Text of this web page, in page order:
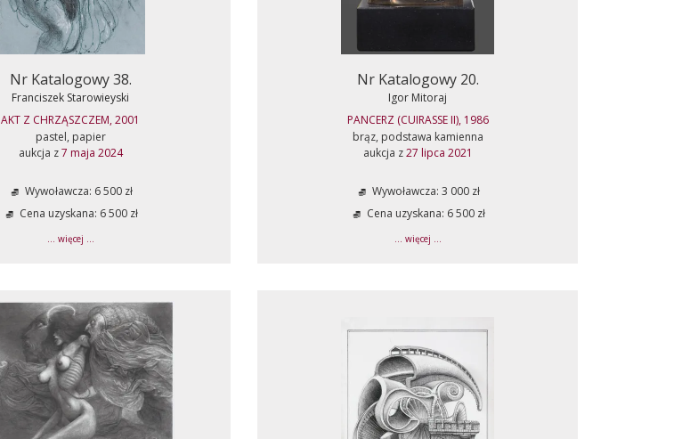
Nr Katalogowy 38.
Franciszek Starowieyski
AKT Z CHRZĄSZCZEM, 2001
pastel, papier
aukcja z7 maja 2024
Wywoławcza: 6 500 zł
Cena uzyskana: 6 500 zł
... więcej ...
Nr Katalogowy 20.
Igor Mitoraj
PANCERZ (CUIRASSE II), 1986
brąz, podstawa kamienna
aukcja z27 lipca 2021
Wywoławcza: 3 000 zł
Cena uzyskana: 6 500 zł
... więcej ...